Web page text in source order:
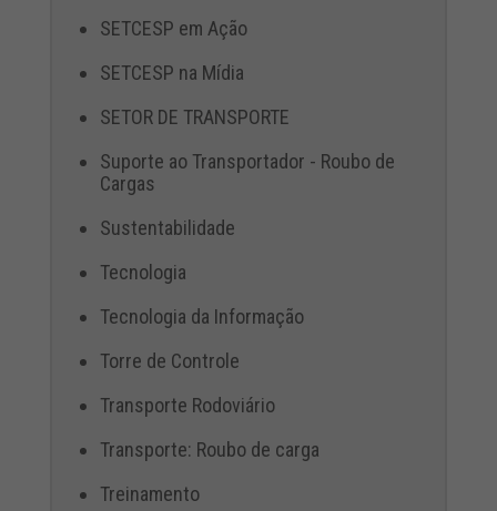
SETCESP em Ação
SETCESP na Mídia
SETOR DE TRANSPORTE
Suporte ao Transportador - Roubo de
Cargas
Sustentabilidade
Tecnologia
Tecnologia da Informação
Torre de Controle
Transporte Rodoviário
Transporte: Roubo de carga
Treinamento